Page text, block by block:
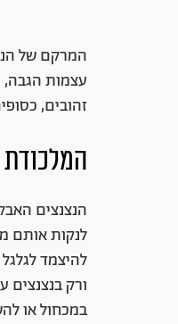
המרקם של
עצמות הגבה,
זהובים,
הנצנצים
לנקות אותם
להיצמד
ורק בנצנצים
במכחול או